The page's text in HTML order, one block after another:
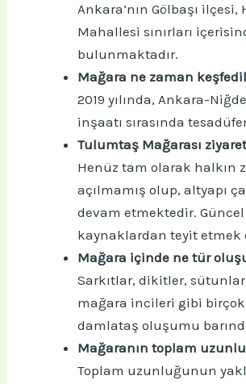
Ankara’nın Gölbaşı ilçesi,
Mahallesi sınırları
bulunmaktadır.
Mağara ne zaman
2019 yılında, Ankara-
inşaatı sırasında
Tulumtaş Mağarası
Henüz tam olarak halkın
açılmamış olup, altyapı
devam etmektedir.
kaynaklardan teyit etmek
Mağara içinde ne tür
Sarkıtlar, dikitler,
mağara incileri gibi birçok
damlataş oluşumu
Mağaranın toplam
Toplam uzunluğunun